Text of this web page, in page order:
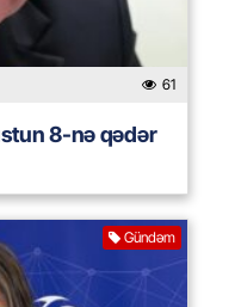
61
8-nə qədər
Gündəm